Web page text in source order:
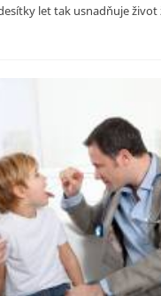
let tak usnadňuje